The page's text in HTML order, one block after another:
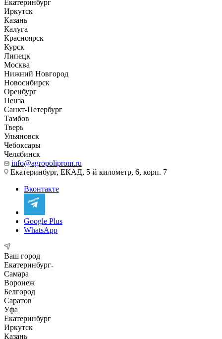
Екатеринбург
Иркутск
Казань
Калуга
Красноярск
Курск
Липецк
Москва
Нижний Новгород
Новосибирск
Оренбург
Пенза
Санкт-Петербург
Тамбов
Тверь
Ульяновск
Чебоксары
Челябинск
info@agropoliprom.ru
Екатеринбург, ЕКАД, 5-й километр, 6, корп. 7
Вконтакте
Google Plus
WhatsApp
Ваш город
Екатеринбург
Самара
Воронеж
Белгород
Саратов
Уфа
Екатеринбург
Иркутск
Казань